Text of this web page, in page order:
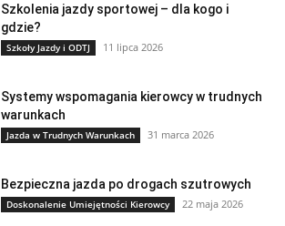
Szkolenia jazdy sportowej – dla kogo i
gdzie?
Szkoły Jazdy i ODTJ 11 lipca 2026
Systemy wspomagania kierowcy w trudnych
warunkach
Jazda w Trudnych Warunkach 31 marca 2026
Bezpieczna jazda po drogach szutrowych
Doskonalenie Umiejętności Kierowcy 22 maja 2026